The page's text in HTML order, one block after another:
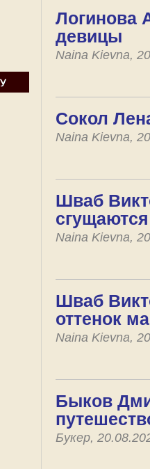
Логинова
девицы
Naina Kievna,
Сокол
Naina Kievna,
Шваб
сгущаются
Naina Kievna,
Шваб
оттенок
Naina Kievna,
Быков
Букер,